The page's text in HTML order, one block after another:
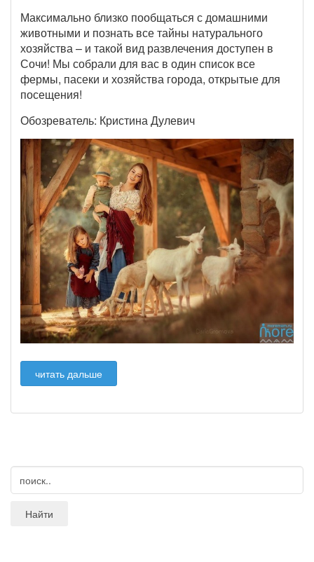
Максимально близко пообщаться с домашними
животными и познать все тайны натурального
хозяйства – и такой вид развлечения доступен в
Сочи! Мы собрали для вас в один список все
фермы, пасеки и хозяйства города, открытые для
посещения!
Обозреватель: Кристина Дулевич
читать дальше